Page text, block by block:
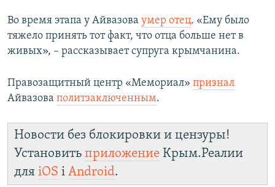
Во время этапа у Айвазова умер отец. «Ему было
тяжело принять тот факт, что отца больше нет в
живых», – рассказывает супруга крымчанина.
Правозащитный центр «Мемориал» признал
Айвазова политзаключенным.
Новости без блокировки и цензуры!
Установить приложение Крым.Реалии
для iOS і Android.